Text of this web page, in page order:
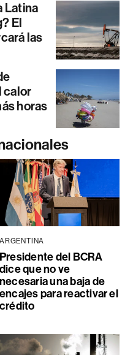
Latina
El
las
calor
horas
ARGENTINA
Presidente del BCRA
dice que no ve
necesaria una baja de
encajes para reactivar el
crédito